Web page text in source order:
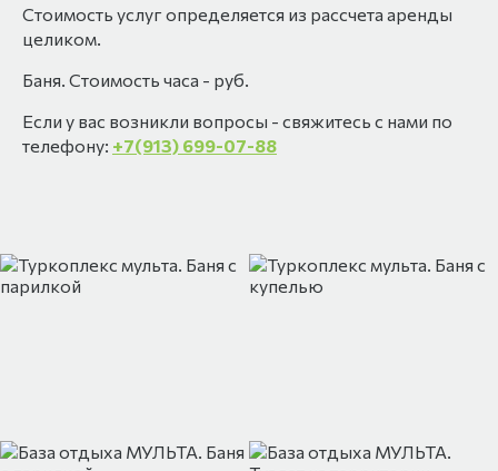
Стоимость услуг определяется из рассчета аренды
целиком.
Баня. Стоимость часа - руб.
Если у вас возникли вопросы - свяжитесь с нами по
телефону: +7(913) 699-07-88
Туркомплекс МУЛЬТА. Баня с парилкойТуркоплекс мульта. Баня с
Туркоплекс Мульта. Баня с парилкойТуркоплекс Мульта. Туалет